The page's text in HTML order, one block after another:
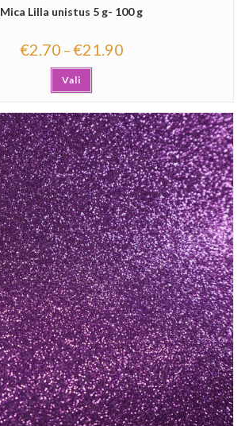
Mica Lilla unistus 5 g- 100 g
€2.70 –€21.90
Vali